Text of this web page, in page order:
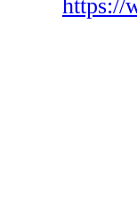
https://